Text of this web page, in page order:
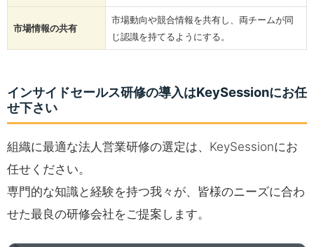
市場情報の共有
市場動向や競合情報を共有し、両チームが同
じ認識を持てるようにする。
インサイドセールス研修の導入はKeySessionにお任
せ下さい
組織に最適な法人営業研修の選定は、KeySessionにお
任せください。
専門的な知識と経験を持つ我々が、皆様のニーズに合わ
せた最良の研修会社をご提案します。